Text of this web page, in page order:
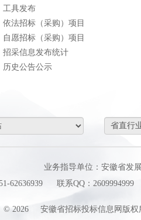
工具发布
依法招标（采购）项目
自愿招标（采购）项目
招采信息发布统计
历史公告公示
业务指导单位：安徽省发
62636939
联系QQ：2609994999
© 2026 安徽省招标投标信息网版